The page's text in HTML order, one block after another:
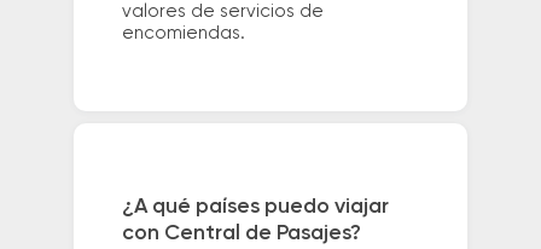
valores de servicios de
encomiendas.
¿A qué países puedo viajar
con Central de Pasajes?